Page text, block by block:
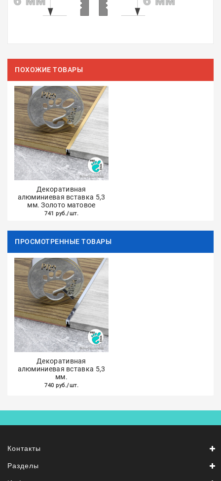
ПОХОЖИЕ ТОВАРЫ
Декоративная
алюминиевая вставка 5,3
мм. Золото матовое
741 руб./шт.
ПРОСМОТРЕННЫЕ ТОВАРЫ
Декоративная
алюминиевая вставка 5,3
мм.
740 руб./шт.
Контакты
Разделы